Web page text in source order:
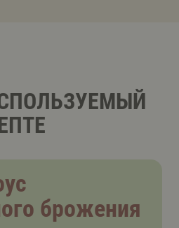
брожения